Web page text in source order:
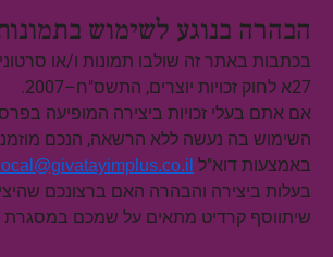
הבהרה בנוגע לשימוש
בכתבות באתר זה שולבו תמונות ו/או
27א לחוק זכויות יוצרים, התשס"ח–2007.
אם אתם בעלי זכויות ביצירה המופיעה
השימוש בה נעשה ללא הרשאה, הנכם
באמצעות דוא"ל local@givatayimplus.co.il
בעלות ביצירה והבהרה האם ברצונכם
שיתווסף קרדיט מתאים על שמכם